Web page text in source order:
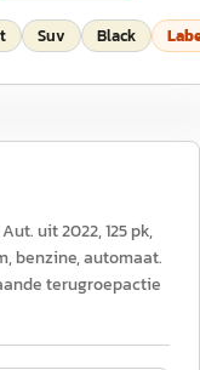
Suv Black
uit 2022, 125 pk,
benzine, automaat.
terugroepactie